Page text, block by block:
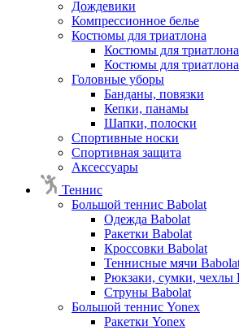
Дождевики
Компрессионное белье
Костюмы для триатлона
Костюмы для
Костюмы для
Головные уборы
Банданы, повязки
Кепки, панамы
Шапки, полоски
Спортивные носки
Спортивная защита
Аксессуары
Теннис
Большой теннис Babolat
Одежда Babolat
Ракетки Babolat
Кроссовки Babolat
Теннисные мячи
Рюкзаки, сумки, чехлы
Струны Babolat
Большой теннис Yonex
Ракетки Yonex